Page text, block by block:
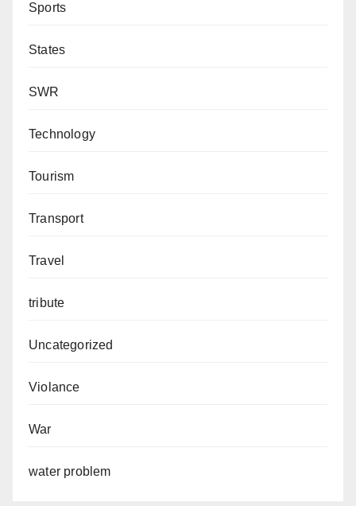
Sports
States
SWR
Technology
Tourism
Transport
Travel
tribute
Uncategorized
Violance
War
water problem